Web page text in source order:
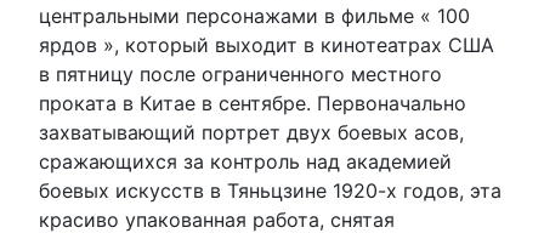
центральными персонажами в фильме « 100
ярдов », который выходит в кинотеатрах США
в пятницу после ограниченного местного
проката в Китае в сентябре. Первоначально
захватывающий портрет двух боевых асов,
сражающихся за контроль над академией
боевых искусств в Тяньцзине 1920-х годов, эта
красиво упакованная работа, снятая